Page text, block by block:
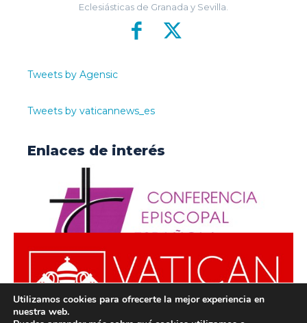
Eclesiásticas de Granada y Sevilla.
Tweets by Agensic
Tweets by vaticannews_es
Enlaces de interés
Utilizamos cookies para ofrecerte la mejor experiencia en
nuestra web.